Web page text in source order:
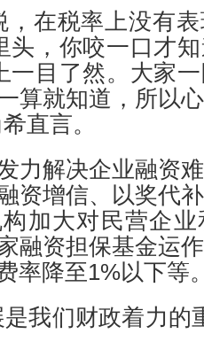
，在税率上没有
头，你咬一口才
一目了然。大家
算就知道，所以
直言。
力解决企业融资
资增信、以奖代
加大对民营企
融资担保基金运
率降至1%以下等
我们财政着力的